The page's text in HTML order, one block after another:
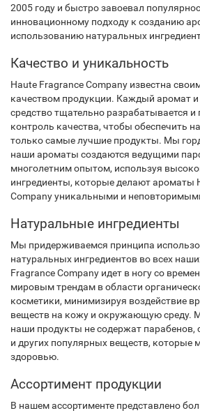
2005 году и быстро завоевал
инновационному подходу к созданию
использованию натуральных
Качество и уникальность
Haute Fragrance Company известна
качеством продукции. Каждый аромат и
средство тщательно разрабатывается и
контроль качества, чтобы обеспечить
только самые лучшие продукты. Мы
наши ароматы создаются ведущими
многолетним опытом, используя
ингредиенты, которые делают ароматы
Company уникальными и
Натуральные ингредиенты
Мы придерживаемся принципа
натуральных ингредиентов во всех
Fragrance Company идет в ногу со
мировым трендам в области
косметики, минимизируя воздействие
веществ на кожу и окружающую среду.
наши продукты не содержат парабенов,
и других популярных веществ, которые
здоровью.
Ассортимент продукции
В нашем ассортименте представлено